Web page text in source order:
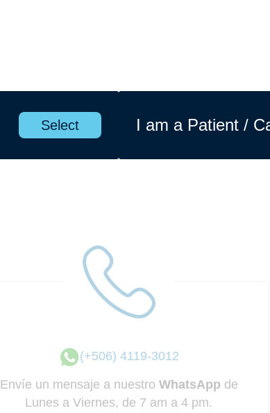
Select I am a Patient /
(+506) 4119-3012
Envíe un mensaje a nuestro WhatsApp de
Lunes a Viernes, de 7 am a 4 pm.